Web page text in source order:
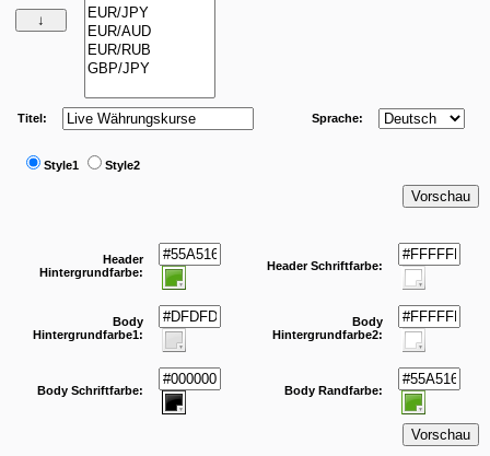
Titel: Sprache:
Style1 Style2
Header
Hintergrundfarbe:
Header Schriftfarbe:
Body
Hintergrundfarbe1:
Body
Hintergrundfarbe2:
Body Schriftfarbe: Body Randfarbe: